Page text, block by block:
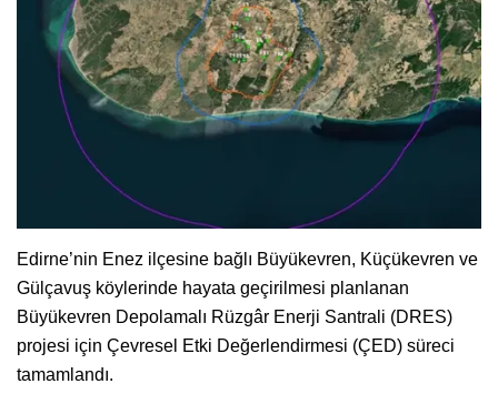
Edirne’nin Enez ilçesine bağlı Büyükevren, Küçükevren ve
Gülçavuş köylerinde hayata geçirilmesi planlanan
Büyükevren Depolamalı Rüzgâr Enerji Santrali (DRES)
projesi için Çevresel Etki Değerlendirmesi (ÇED) süreci
tamamlandı.